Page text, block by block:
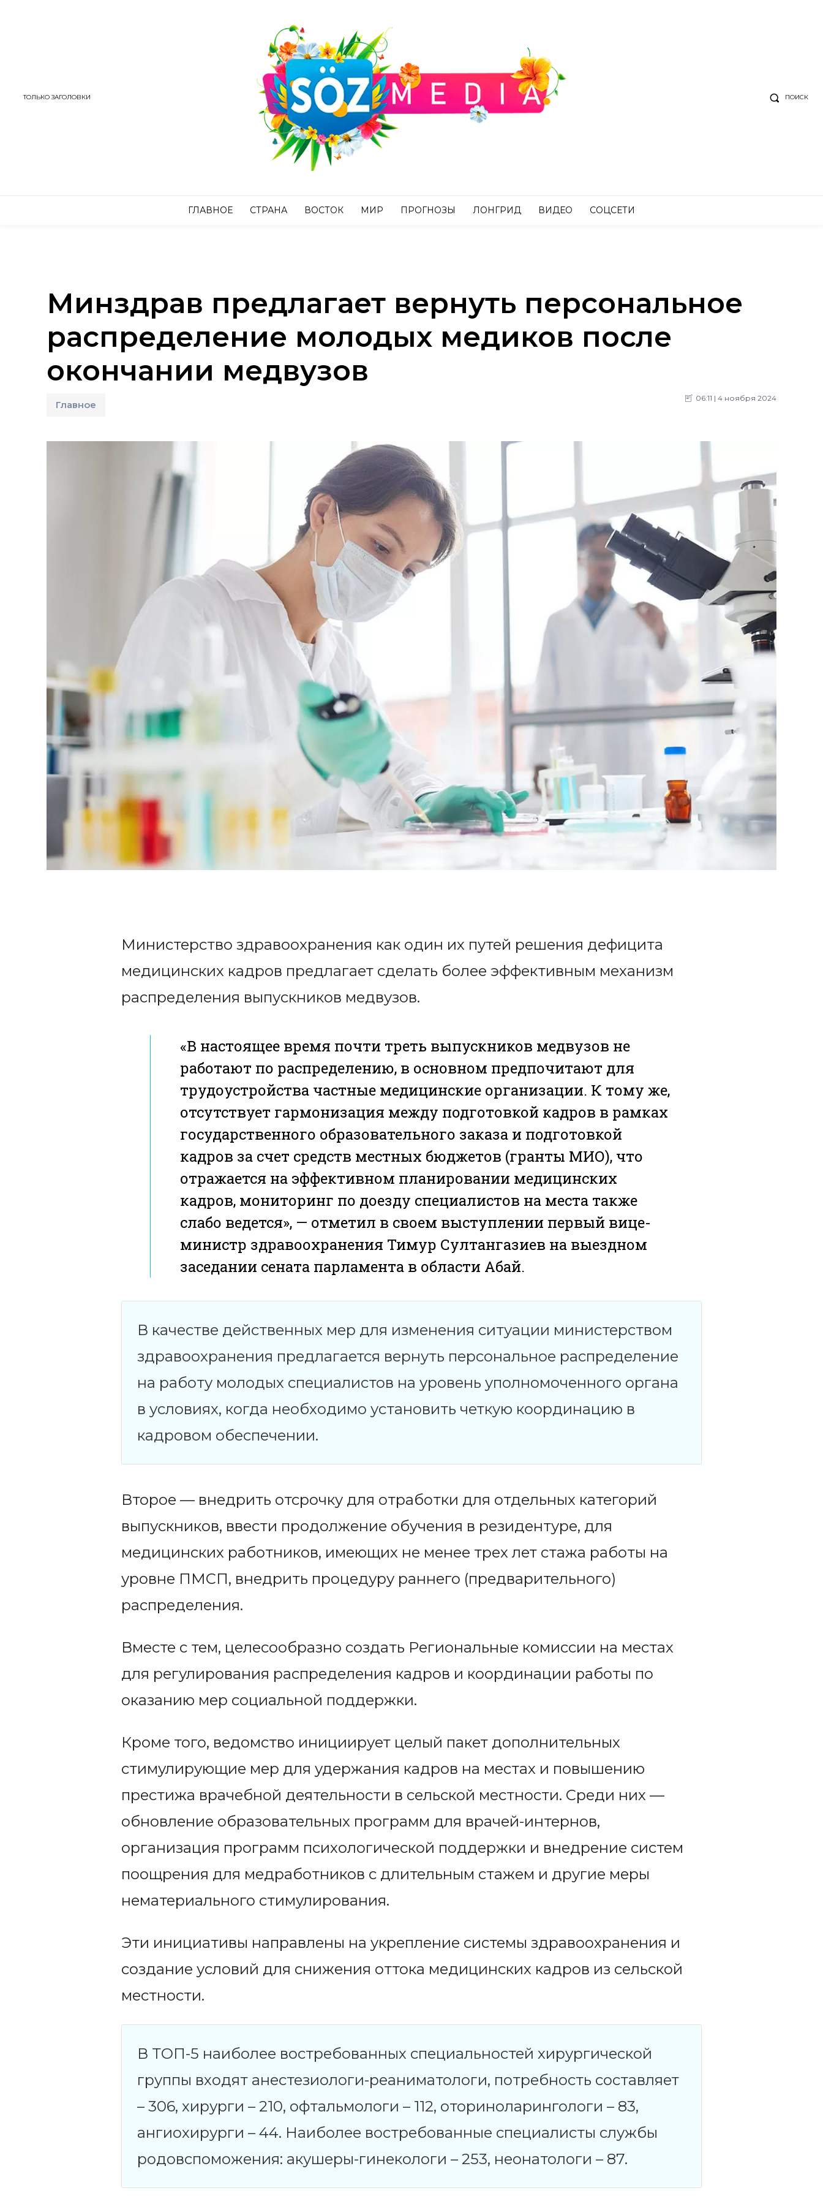
ТОЛЬКО ЗАГОЛОВКИ ПОИСК
ГЛАВНОЕ СТРАНА ВОСТОК МИР ПРОГНОЗЫ ЛОНГРИД ВИДЕО СОЦСЕТИ
Минздрав предлагает вернуть персональное
распределение молодых медиков после
окончании медвузов
Главное
06:11 | 4 ноября 2024
Министерство здравоохранения как один их путей решения дефицита
медицинских кадров предлагает сделать более эффективным механизм
распределения выпускников медвузов.
«В настоящее время почти треть выпускников медвузов не
работают по распределению, в основном предпочитают для
трудоустройства частные медицинские организации. К тому же,
отсутствует гармонизация между подготовкой кадров в рамках
государственного образовательного заказа и подготовкой
кадров за счет средств местных бюджетов (гранты МИО), что
отражается на эффективном планировании медицинских
кадров, мониторинг по доезду специалистов на места также
слабо ведется», — отметил в своем выступлении первый вице-
министр здравоохранения Тимур Султангазиев на выездном
заседании сената парламента в области Абай.
В качестве действенных мер для изменения ситуации министерством
здравоохранения предлагается вернуть персональное распределение
на работу молодых специалистов на уровень уполномоченного органа
в условиях, когда необходимо установить четкую координацию в
кадровом обеспечении.
Второе — внедрить отсрочку для отработки для отдельных категорий
выпускников, ввести продолжение обучения в резидентуре, для
медицинских работников, имеющих не менее трех лет стажа работы на
уровне ПМСП, внедрить процедуру раннего (предварительного)
распределения.
Вместе с тем, целесообразно создать Региональные комиссии на местах
для регулирования распределения кадров и координации работы по
оказанию мер социальной поддержки.
Кроме того, ведомство инициирует целый пакет дополнительных
стимулирующие мер для удержания кадров на местах и повышению
престижа врачебной деятельности в сельской местности. Среди них —
обновление образовательных программ для врачей-интернов,
организация программ психологической поддержки и внедрение систем
поощрения для медработников с длительным стажем и другие меры
нематериального стимулирования.
Эти инициативы направлены на укрепление системы здравоохранения и
создание условий для снижения оттока медицинских кадров из сельской
местности.
В ТОП-5 наиболее востребованных специальностей хирургической
группы входят анестезиологи-реаниматологи, потребность составляет
– 306, хирурги – 210, офтальмологи – 112, оториноларингологи – 83,
ангиохирурги – 44. Наиболее востребованные специалисты службы
родовспоможения: акушеры-гинекологи – 253, неонатологи – 87.